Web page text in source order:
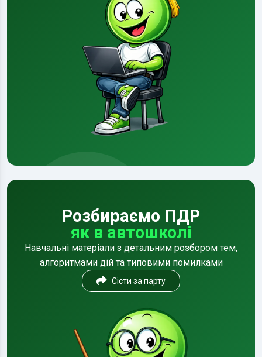
Розбираємо ПДР
як в автошколі
Навчальні матеріали з детальним розбором тем,
алгоритмами дій та типовими помилками
Сісти за парту